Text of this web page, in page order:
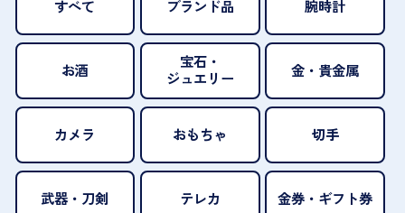
すべて ブランド品 腕時計
お酒
宝石・
ジュエリー
金・貴金属
カメラ おもちゃ 切手
武器・刀剣 テレカ 金券・ギフト券